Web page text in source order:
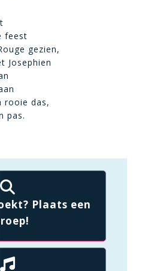
feest
gezien,
Josephien
rooie das,
pas.
Plaats een